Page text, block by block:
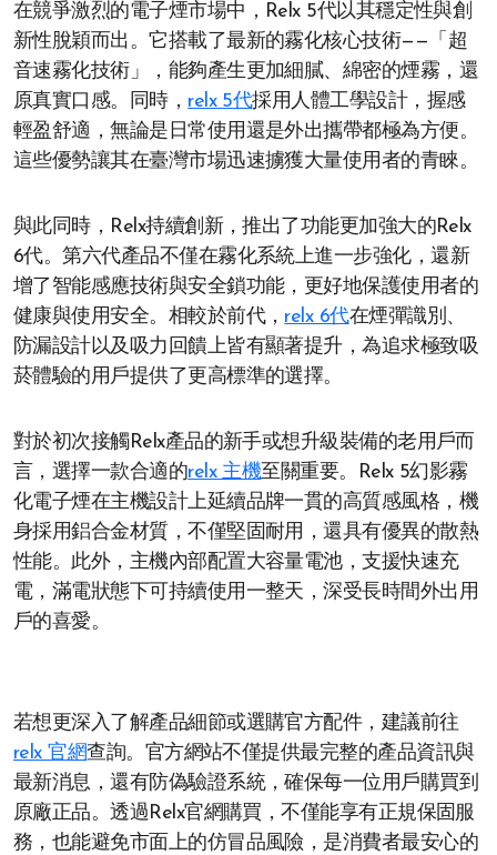
在競爭激烈的電子煙市場中，Relx 5代以其穩定性與創
新性脫穎而出。它搭載了最新的霧化核心技術——「超
音速霧化技術」，能夠產生更加細膩、綿密的煙霧，還
原真實口感。同時， relx 5代採用人體工學設計，握感
輕盈舒適，無論是日常使用還是外出攜帶都極為方便。
這些優勢讓其在臺灣市場迅速擄獲大量使用者的青睞。
與此同時，Relx持續創新，推出了功能更加強大的Relx
6代。第六代產品不僅在霧化系統上進一步強化，還新
增了智能感應技術與安全鎖功能，更好地保護使用者的
健康與使用安全。相較於前代， relx 6代在煙彈識別、
防漏設計以及吸力回饋上皆有顯著提升，為追求極致吸
菸體驗的用戶提供了更高標準的選擇。
對於初次接觸Relx產品的新手或想升級裝備的老用戶而
言，選擇一款合適的relx 主機至關重要。Relx 5幻影霧
化電子煙在主機設計上延續品牌一貫的高質感風格，機
身採用鋁合金材質，不僅堅固耐用，還具有優異的散熱
性能。此外，主機內部配置大容量電池，支援快速充
電，滿電狀態下可持續使用一整天，深受長時間外出用
戶的喜愛。
若想更深入了解產品細節或選購官方配件，建議前往
relx 官網查詢。官方網站不僅提供最完整的產品資訊與
最新消息，還有防偽驗證系統，確保每一位用戶購買到
原廠正品。透過Relx官網購買，不僅能享有正規保固服
務，也能避免市面上的仿冒品風險，是消費者最安心的